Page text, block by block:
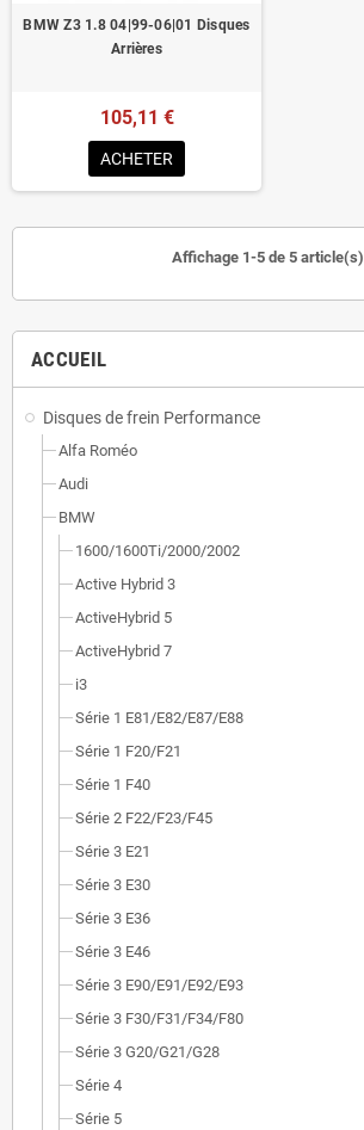
ACCUEIL
Disques de frein Performance
Alfa Roméo
Audi
BMW
1600/1600Ti/2000/2002
Active Hybrid 3
ActiveHybrid 5
ActiveHybrid 7
i3
Série 1 E81/E82/E87/E88
Série 1 F20/F21
Série 1 F40
Série 2 F22/F23/F45
Série 3 E21
Série 3 E30
Série 3 E36
Série 3 E46
Série 3 E90/E91/E92/E93
Série 3 F30/F31/F34/F80
Série 3 G20/G21/G28
Série 4
Série 5
BMW Z3 1.8 04|99-06|01 Disques
Arrières
105,11 €
ACHETER
Affichage 1-5 de 5 article(s)